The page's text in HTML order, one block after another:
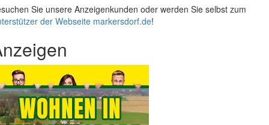
Sie unsere Anzeigenkunden oder werden Sie selbst zum
der Webseite markersdorf.de!